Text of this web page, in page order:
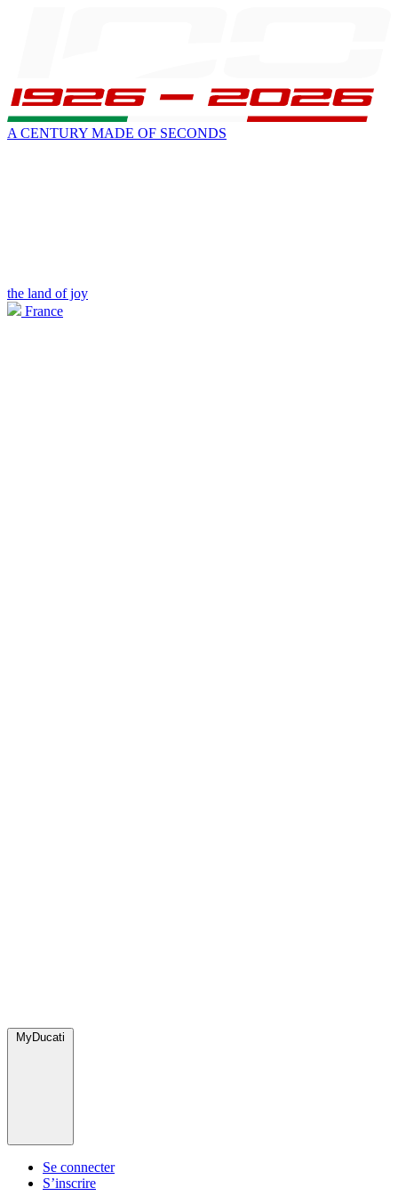
A CENTURY MADE OF SECONDS
the land of joy
France
MyDucati
Se connecter
S’inscrire